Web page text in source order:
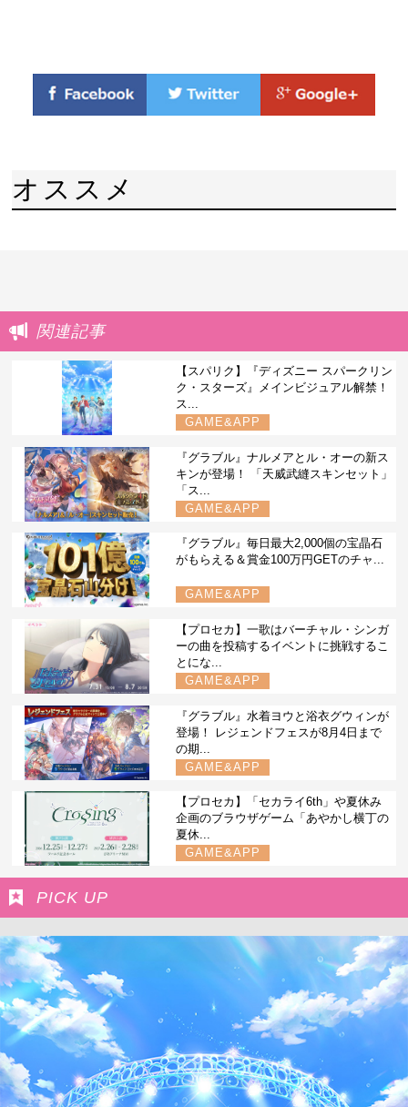
オススメ
関連記事
【スパリク】『ディズニー スパークリン
ク・スターズ』メインビジュアル解禁！
ス...
GAME&APP
『グラブル』ナルメアとル・オーの新ス
キンが登場！ 「天威武縫スキンセット」
「ス...
GAME&APP
『グラブル』毎日最大2,000個の宝晶石
がもらえる＆賞金100万円GETのチャ...
GAME&APP
【プロセカ】一歌はバーチャル・シンガ
ーの曲を投稿するイベントに挑戦するこ
とにな...
GAME&APP
『グラブル』水着ヨウと浴衣グウィンが
登場！ レジェンドフェスが8月4日まで
の期...
GAME&APP
【プロセカ】「セカライ6th」や夏休み
企画のブラウザゲーム「あやかし横丁の
夏休...
GAME&APP
PICK UP